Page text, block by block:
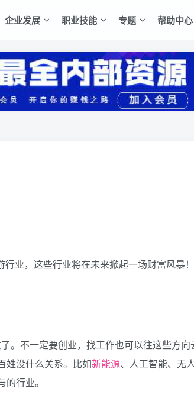
企业发展 职业技能 专题 帮助中心
行业，这些行业将在未来掀起一场财富风暴
不一定要创业，找工作也可以往这些方
姓没什么关系。比如新能源、人工智能、无
行业。